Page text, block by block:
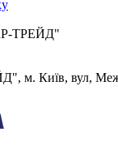
ТРЕЙД"
м. Київ, вул,